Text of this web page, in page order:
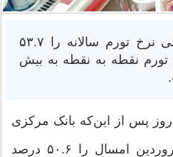
مرکز آمار ایران در حالی نرخ تورم سالانه را ۵۳.۷
تورم نقطه به نقطه به بیش
روز پس از این‌که بانک مرکزی
در گزارشی نرخ تورم فروردین امسال را ۵۰.۶ درصد